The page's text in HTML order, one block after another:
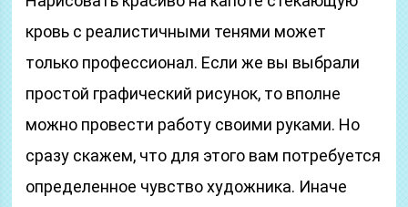
кровь с реалистичными тенями может
только профессионал. Если же вы выбрали
простой графический рисунок, то вполне
можно провести работу своими руками. Но
сразу скажем, что для этого вам потребуется
определенное чувство художника. Иначе